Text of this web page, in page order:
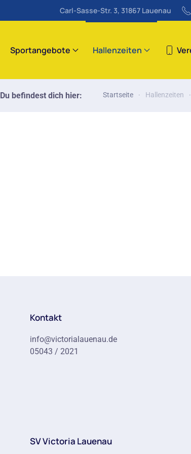
Carl-Sasse-Str. 3, 31867 Lauenau
Sportangebote Hallenzeiten
Du befindest dich hier: Startseite Hallenzeiten
Kontakt
info@victorialauenau.de
05043 / 2021
SV Victoria Lauenau